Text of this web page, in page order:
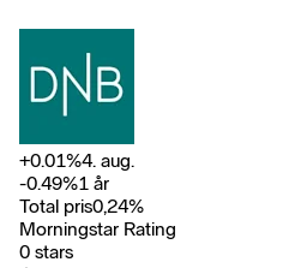
+0.01%4. aug.
-0.49%1 år
Total pris0,24%
Morningstar Rating
0 stars